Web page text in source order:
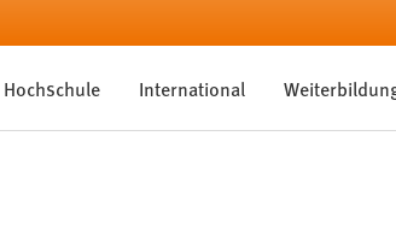
Hochschule International